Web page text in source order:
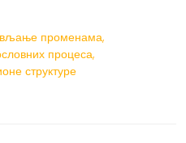
променама,
процеса,
структуре